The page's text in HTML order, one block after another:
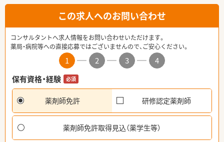
この求人へのお問い合わせ
コンサルタントへ求人情報をお問い合わせいただけます。
薬局・病院等への直接応募ではございませんので、ご安心ください。
1 2 3
4
保有資格・経験
必須
薬剤師免許 研修認定薬剤師
薬剤師免許取得見込（薬学生等）